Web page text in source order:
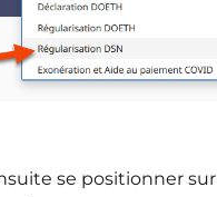
se positionner sur